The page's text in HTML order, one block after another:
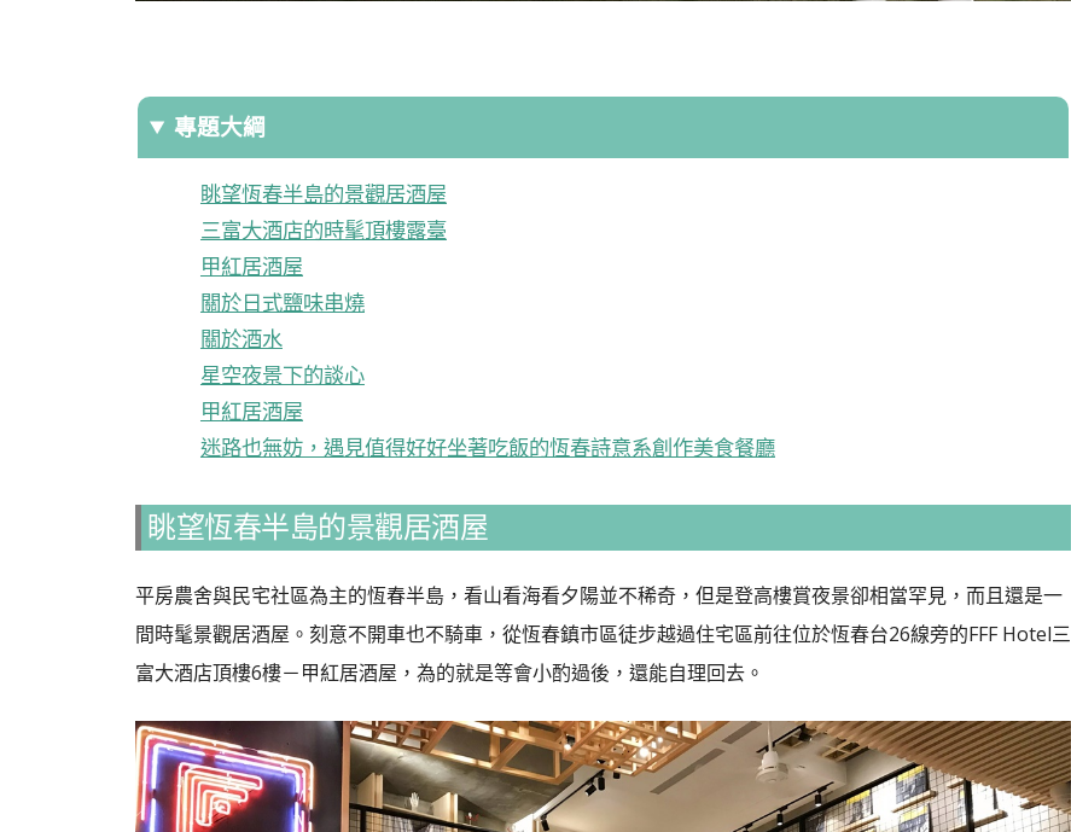
專題大綱
眺望恆春半島的景觀居酒屋
三富大酒店的時髦頂樓露臺
甲紅居酒屋
關於日式鹽味串燒
關於酒水
星空夜景下的談心
甲紅居酒屋
迷路也無妨，遇見值得好好坐著吃飯的恆春詩意系創作美食餐廳
眺望恆春半島的景觀居酒屋
平房農舍與民宅社區為主的恆春半島，看山看海看夕陽並不稀奇，但是登高樓賞夜景卻相當罕見，而且還是一
間時髦景觀居酒屋。 刻意不開車也不騎車，從恆春鎮市區徒步越過住宅區前往位於恆春台26線旁的FFF Hotel三
富大酒店頂樓6樓－甲紅居酒屋，為的就是等會小酌過後，還能自理回去。